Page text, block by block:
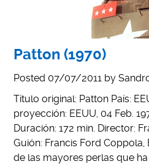
Patton (1970)
Posted 07/07/2011 by
Título original: Patton País:
proyección: EEUU, 04 Feb.
Duración: 172 min. Director:
Guión: Francis Ford
de las mayores perlas que